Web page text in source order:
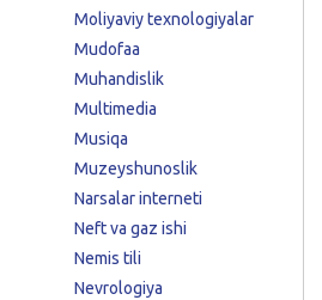
Moliyaviy texnologiyalar
Mudofaa
Muhandislik
Multimedia
Musiqa
Muzeyshunoslik
Narsalar interneti
Neft va gaz ishi
Nemis tili
Nevrologiya